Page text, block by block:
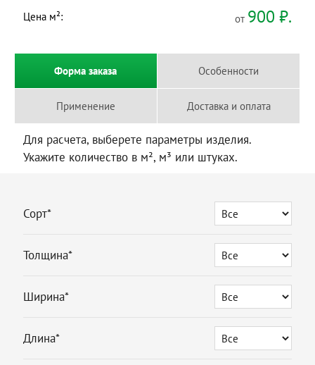
Цена м²: от 900 ₽.
Форма заказа Особенности
Применение Доставка и оплата
Для расчета, выберете параметры изделия.
Укажите количество в м², м³ или штуках.
Сорт*
Толщина*
Ширина*
Длина*